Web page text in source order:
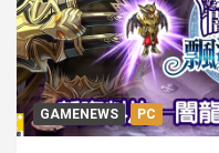
GAMENEWS PC